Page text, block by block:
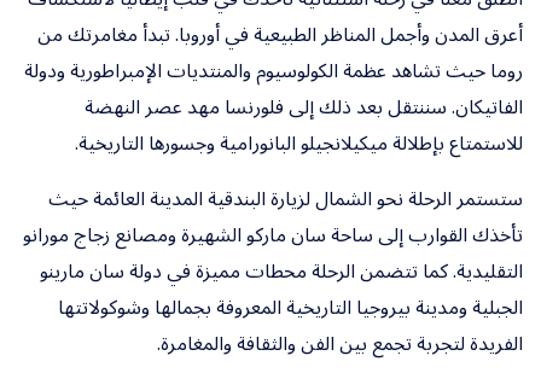
أعرق المدن وأجمل المناظر الطبيعية في أوروبا. تبدأ مغامرتك من
روما حيث تشاهد عظمة الكولوسيوم والمنتديات الإمبراطورية ودولة
الفاتيكان. سننتقل بعد ذلك إلى فلورنسا مهد عصر النهضة
للاستمتاع بإطلالة ميكيلانجيلو البانورامية وجسورها التاريخية.
ستستمر الرحلة نحو الشمال لزيارة البندقية المدينة العائمة حيث
تأخذك القوارب إلى ساحة سان ماركو الشهيرة ومصانع زجاج مورانو
التقليدية. كما تتضمن الرحلة محطات مميزة في دولة سان مارينو
الجبلية ومدينة بيروجيا التاريخية المعروفة بجمالها وشوكولاتتها
الفريدة لتجربة تجمع بين الفن والثقافة والمغامرة.